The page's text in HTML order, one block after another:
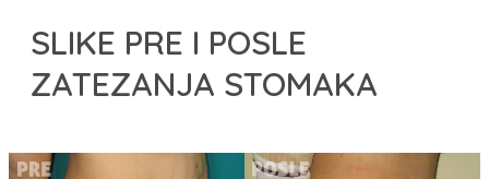
SLIKE PRE I POSLE
ZATEZANJA STOMAKA